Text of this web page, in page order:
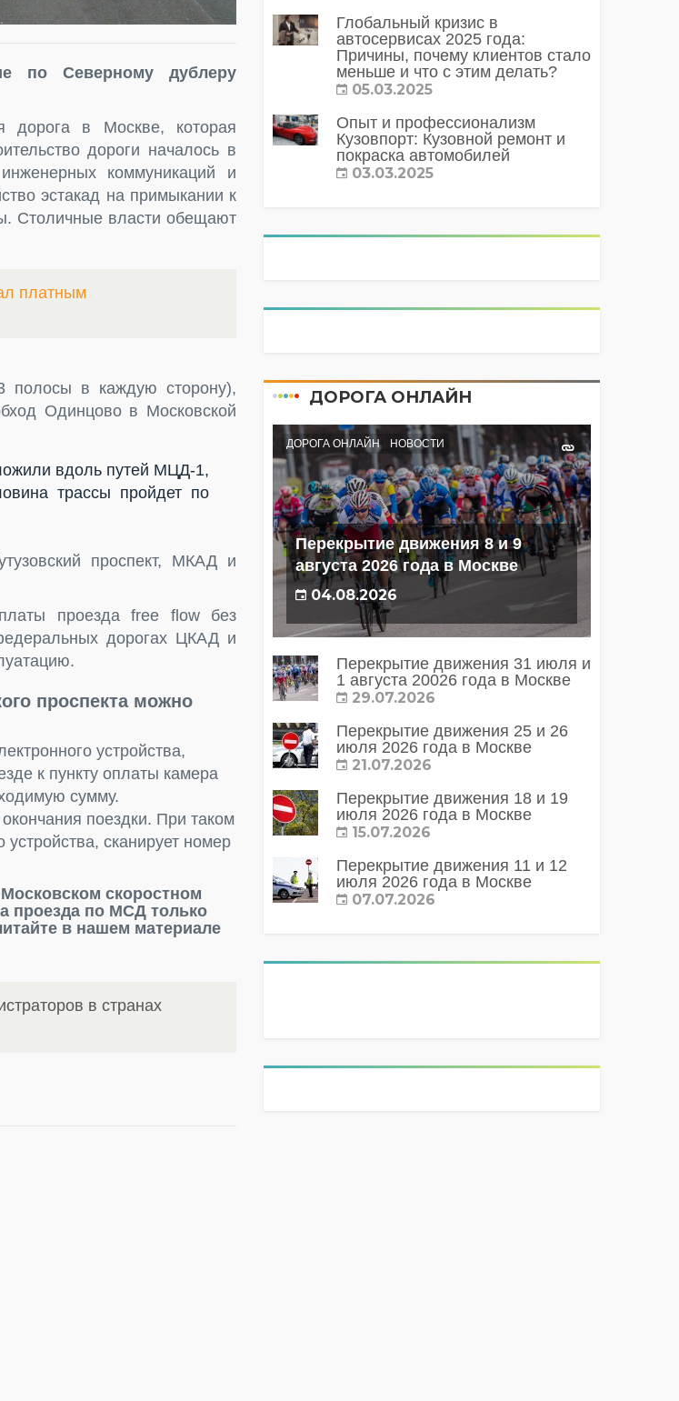
по Северному дублеру
дорога в Москве, которая
дороги началось в
коммуникаций и
эстакад на примыкании к
Столичные власти обещают
платным
полосы в каждую сторону),
Одинцово в Московской
вдоль путей МЦД-1,
трассы пройдет по
проспект, МКАД и
проезда free flow без
дорогах ЦКАД и
проспекта можно
устройства,
к пункту оплаты камера
сумму.
поездки. При таком
сканирует номер
скоростном
проезда по МСД только
в нашем материале
в странах
Глобальный кризис в
автосервисах 2025 года:
Причины, почему клиентов стало
меньше и что с этим делать?
05.03.2025
Опыт и профессионализм
Кузовпорт: Кузовной ремонт и
покраска автомобилей
03.03.2025
ДОРОГА ОНЛАЙН
ДОРОГА ОНЛАЙН НОВОСТИ
Перекрытие движения 8 и 9
августа 2026 года в Москве
04.08.2026
Перекрытие движения 31 июля и
1 августа 20026 года в Москве
29.07.2026
Перекрытие движения 25 и 26
июля 2026 года в Москве
21.07.2026
Перекрытие движения 18 и 19
июля 2026 года в Москве
15.07.2026
Перекрытие движения 11 и 12
июля 2026 года в Москве
07.07.2026